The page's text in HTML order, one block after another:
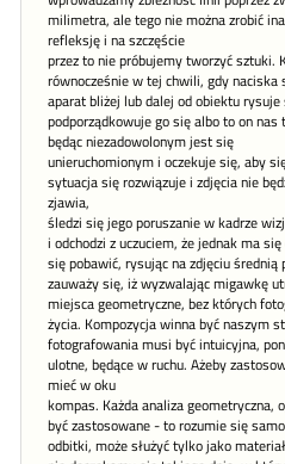
milimetra, ale tego nie można zrobić
refleksję i na szczęście
przez to nie próbujemy tworzyć sztuki.
równocześnie w tej chwili, gdy
aparat bliżej lub dalej od obiektu rysuje
podporządkowuje go się albo to on
będąc niezadowolonym jest się
unieruchomionym i oczekuje się, aby
sytuacja się rozwiązuje i zdjęcia nie
zjawia,
śledzi się jego poruszanie w kadrze
i odchodzi z uczuciem, że jednak ma
się pobawić, rysując na zdjęciu
zauważy się, iż wyzwalając migawkę
miejsca geometryczne, bez których
życia. Kompozycja winna być naszym
fotografowania musi być intuicyjna,
ulotne, będące w ruchu. Ażeby
mieć w oku
kompas. Każda analiza geometryczna,
być zastosowane - to rozumie się
odbitki, może służyć tylko jako